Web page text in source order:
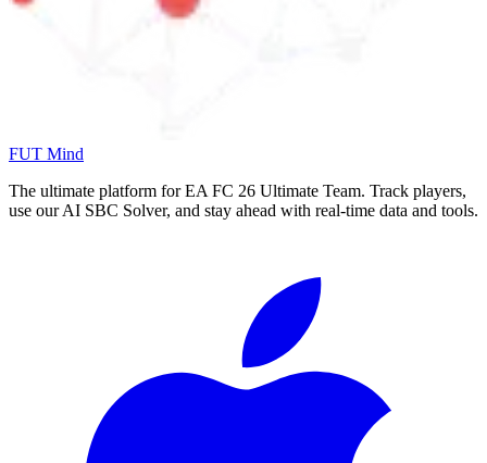
FUT Mind
The ultimate platform for EA FC 26 Ultimate Team. Track players,
use our AI SBC Solver, and stay ahead with real-time data and tools.